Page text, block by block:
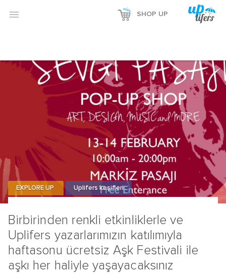
 SHOP UP
Birbirinden renkli etkinliklerle ve
Uplifers yazarlarımızın katılımıyla
haftasonu ücretsiz Aşk Festivali ile
aşkı her haliyle yaşayacaksınız
EXPLORE UP Uplifers keşifleri